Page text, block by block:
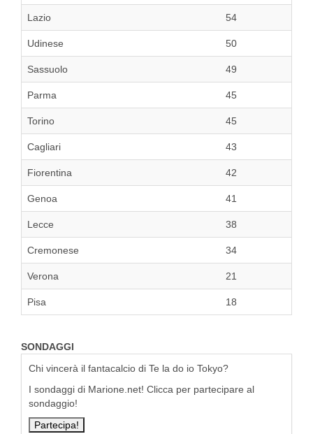
Lazio 54
Udinese 50
Sassuolo 49
Parma 45
Torino 45
Cagliari 43
Fiorentina 42
Genoa 41
Lecce 38
Cremonese 34
Verona 21
Pisa 18
SONDAGGI
Chi vincerà il fantacalcio di Te la do io Tokyo?
I sondaggi di Marione.net! Clicca per partecipare al
sondaggio!